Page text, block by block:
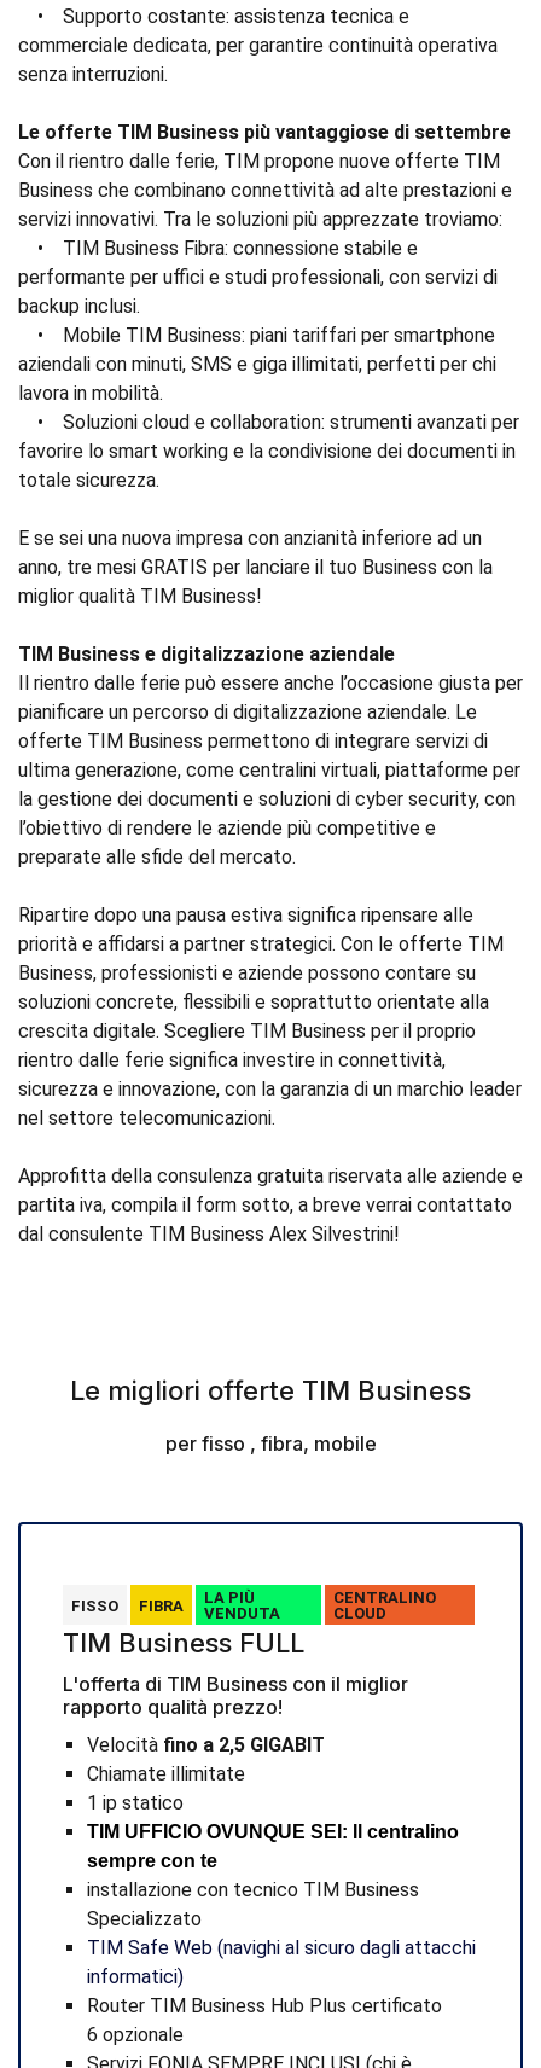
• Supporto costante: assistenza tecnica e
commerciale dedicata, per garantire continuità operativa
senza interruzioni.
Le offerte TIM Business più vantaggiose di settembre
Con il rientro dalle ferie, TIM propone nuove offerte TIM
Business che combinano connettività ad alte prestazioni e
servizi innovativi. Tra le soluzioni più apprezzate troviamo:
• TIM Business Fibra: connessione stabile e
performante per uffici e studi professionali, con servizi di
backup inclusi.
• Mobile TIM Business: piani tariffari per smartphone
aziendali con minuti, SMS e giga illimitati, perfetti per chi
lavora in mobilità.
• Soluzioni cloud e collaboration: strumenti avanzati per
favorire lo smart working e la condivisione dei documenti in
totale sicurezza.
E se sei una nuova impresa con anzianità inferiore ad un
anno, tre mesi GRATIS per lanciare il tuo Business con la
miglior qualità TIM Business!
TIM Business e digitalizzazione aziendale
Il rientro dalle ferie può essere anche l’occasione giusta per
pianificare un percorso di digitalizzazione aziendale. Le
offerte TIM Business permettono di integrare servizi di
ultima generazione, come centralini virtuali, piattaforme per
la gestione dei documenti e soluzioni di cyber security, con
l’obiettivo di rendere le aziende più competitive e
preparate alle sfide del mercato.
Ripartire dopo una pausa estiva significa ripensare alle
priorità e affidarsi a partner strategici. Con le offerte TIM
Business, professionisti e aziende possono contare su
soluzioni concrete, flessibili e soprattutto orientate alla
crescita digitale. Scegliere TIM Business per il proprio
rientro dalle ferie significa investire in connettività,
sicurezza e innovazione, con la garanzia di un marchio leader
nel settore telecomunicazioni.
Approfitta della consulenza gratuita riservata alle aziende e
partita iva, compila il form sotto, a breve verrai contattato
dal consulente TIM Business Alex Silvestrini!
Le migliori offerte TIM Business
per fisso , fibra, mobile
FISSO FIBRA
LA PIÙ
VENDUTA
CENTRALINO
CLOUD
TIM Business FULL
L'offerta di TIM Business con il miglior
rapporto qualità prezzo!
Velocità fino a 2,5 GIGABIT
Chiamate illimitate
1 ip statico
TIM UFFICIO OVUNQUE SEI: Il centralino
sempre con te
installazione con tecnico TIM Business
Specializzato
TIM Safe Web (navighi al sicuro dagli attacchi
informatici)
Router TIM Business Hub Plus certificato
6 opzionale